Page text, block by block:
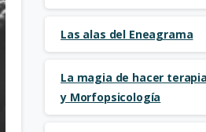
Las alas del Eneagrama
La magia de hacer
y Morfopsicología